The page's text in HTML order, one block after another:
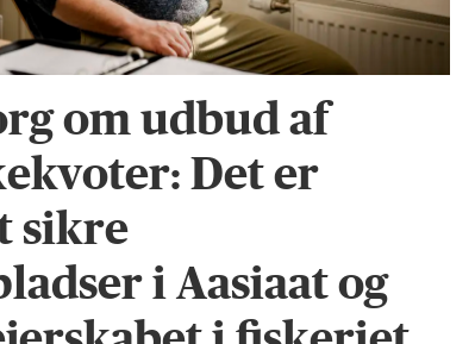
om udbud af
Det er
sikre
i Aasiaat og